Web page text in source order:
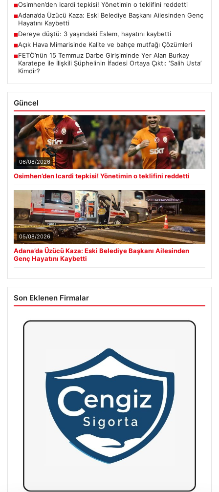
■Osimhen’den Icardi tepkisi! Yönetimin o teklifini reddetti
■Adana’da Üzücü Kaza: Eski Belediye Başkanı Ailesinden Genç
Hayatını Kaybetti
■Dereye düştü: 3 yaşındaki Eslem, hayatını kaybetti
■Açık Hava Mimarisinde Kalite ve bahçe mutfağı Çözümleri
■FETÖ’nün 15 Temmuz Darbe Girişiminde Yer Alan Burkay
Karatepe ile İlişkili Şüphelinin İfadesi Ortaya Çıktı: ‘Salih Usta’
Kimdir?
Güncel
06/08/2026
Osimhen’den Icardi tepkisi! Yönetimin o teklifini reddetti
05/08/2026
Adana’da Üzücü Kaza: Eski Belediye Başkanı Ailesinden
Genç Hayatını Kaybetti
Son Eklenen Firmalar